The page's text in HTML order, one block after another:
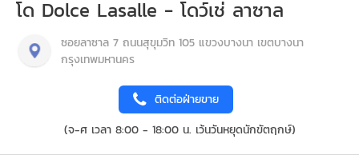
โด Dolce Lasalle - โดว์เช่ ลาซาล
ซอยลาซาล 7 ถนนสุขุมวิท 105 แขวงบางนา เขตบางนา
กรุงเทพมหานคร
ติดต่อฝ่ายขาย
(จ-ศ เวลา 8:00 - 18:00 น. เว้นวันหยุดนักขัตฤกษ์)